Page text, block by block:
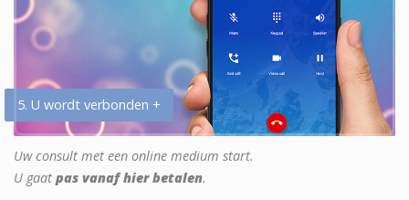
5. U wordt verbonden +
Uw consult met een online medium start.
U gaat pas vanaf hier betalen.